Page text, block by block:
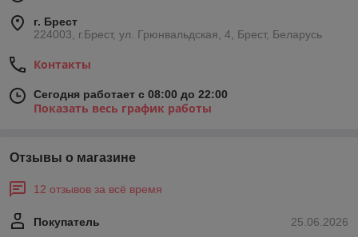
г. Брест
224003, г.Брест, ул. Грюнвальдская, 4, Брест, Беларусь
Контакты
Сегодня работает с 08:00 до 22:00
Показать весь график работы
Отзывы о магазине
12 отзывов за всё время
25.06.2026
Покупатель